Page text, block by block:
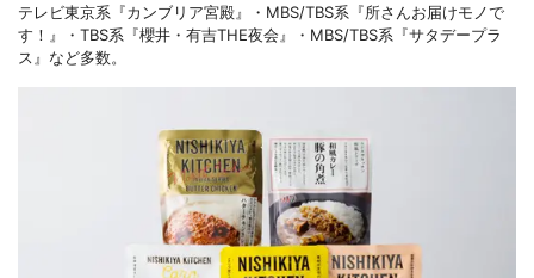
テレビ東京系『カンブリア宮殿』・MBS/TBS系『所さんお届けモノで
す！』・TBS系『櫻井・有吉THE夜会』・MBS/TBS系『サタデープラ
ス』など多数。